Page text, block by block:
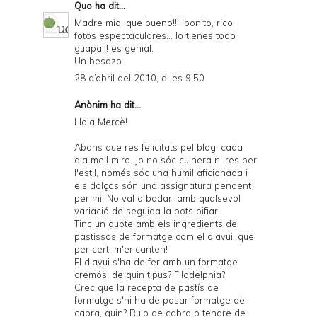
Quo ha dit...
Madre mia, que bueno!!!! bonito, rico,
fotos espectaculares... lo tienes todo
guapa!!! es genial.
Un besazo
28 d’abril del 2010, a les 9:50
Anònim ha dit...
Hola Mercè!
Abans que res felicitats pel blog, cada
dia me'l miro. Jo no sóc cuinera ni res per
l'estil, només sóc una humil aficionada i
els dolços són una assignatura pendent
per mi. No val a badar, amb qualsevol
variació de seguida la pots pifiar.
Tinc un dubte amb els ingredients de
pastissos de formatge com el d'avui, que
per cert, m'encanten!
El d'avui s'ha de fer amb un formatge
cremós, de quin tipus? Filadelphia?
Crec que la recepta de pastís de
formatge s'hi ha de posar formatge de
cabra, quin? Rulo de cabra o tendre de